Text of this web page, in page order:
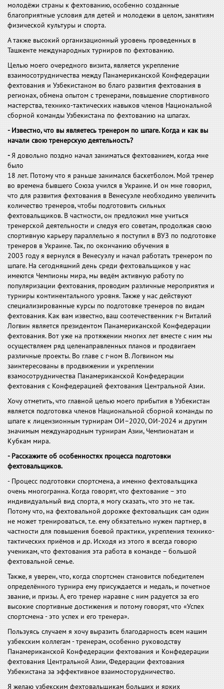
молодёжи страны к фехтованию, особенно созданные
благоприятные условия для детей и молодежи в целом, занятиям
физической культуры и спорта.
А также высокий организационный уровень проведенных в
Ташкенте международных турниров по фехтованию.
Целью моего очередного визита, является укрепление
взаимосотрудничества между Панамериканской Конфедерации
фехтования и Узбекистаном во благо развития фехтования в
регионах, обмена опытом с тренерами, повышение спортивного
мастерства, технико-тактических навыков членов Национальной
сборной команды Узбекистана по фехтованию на шпагах.
- Известно, что вы являетесь тренером по шпаге. Когда и как вы
начали свою тренерскую деятельность?
-Я довольно поздно начал заниматься фехтованием, когда мне
было
18 лет. Потому что я раньше занимался баскетболом. Мой тренер
во времена бывшего Союза учился в Украине. И он мне говорил,
что для развития фехтования в Венесуэле необходимо увеличить
количество тренеров, чтобы подготовить сильных
фехтовальщиков. В частности, он предложил мне учиться
тренерской деятельности и следуя его советам, продолжая свою
спортивную карьеру параллельно я поступил в ВУЗ по подготовке
тренеров в Украине. Так, по окончанию обучения в
2003 году я вернулся в Венесуэлу и начал работать тренером по
шпаге. На сегодняшний день среди фехтовальщиков у нас
имеются Чемпионы мира, мы ведём активную работу по
популяризации фехтования, проводим различные мероприятия и
турниры континентального уровня. Также у нас действуют
специализированные курсы по подготовке тренеров по видам
фехтования. Как вам известно, ваш соотечественник г-н Виталий
Логвин является президентом Панамериканской Конфедерации
фехтования. Вот уже на протяжении многих лет вместе с ним мы
осуществляем ряд целенаправленных планов и продвигаем
различные проекты. Во главе с г-ном В. Логвином мы
заинтересованы в продвижении и укреплении
взамосотрудничества Панамериканской Конфедерации
фехтования с Конфедерацией фехтования Центральной Азии.
Хочу отметить, что главной целью моего прибытия в Узбекистан
является подготовка членов Национальной сборной команды по
шпаге к лицензионным турнирам ОИ–2020, ОИ-2024 и другим
значимым международным турнирам Азии, Чемпионатам и
Кубкам мира.
- Расскажите об особенностях процесса подготовки
фехтовальщиков.
- Процесс подготовки спортсмена, а именно фехтовальщика
очень многогранна. Когда говорят, что фехтование – это
индивидуальный вид спорта, я могу сказать, что это не так.
Потому что, на фехтовальной дорожке фехтовальщик сам один
не может тренироваться, т.е. ему обязательно нужен партнер, в
частности для повышения боевой практики, укрепления технико-
тактических приёмов и др. Исходя из этого я всегда говорю
ученикам, что фехтования эта работа в команде – большой
фехтовальной семье.
Также, я уверен, что, когда спортсмен становится победителем
определённого турнира ему присуждается и медаль, и почетное
звание, и призы. А, его тренер наравне с ним радуется за его
высокие спортивные достижения и потому говорят, что «Успех
спортсмена - это успех и его тренера».
Пользуясь случаем я хочу выразить благодарность всем нашим
узбекским коллегам - тренерам, особенно руководству
Панамериканской Конфедерации фехтования и Конфедерации
фехтования Центральной Азии, Федерации фехтования
Узбекистана за эффективное взаимосторудничество.
Я желаю узбекским фехтовальщикам больших и ярких